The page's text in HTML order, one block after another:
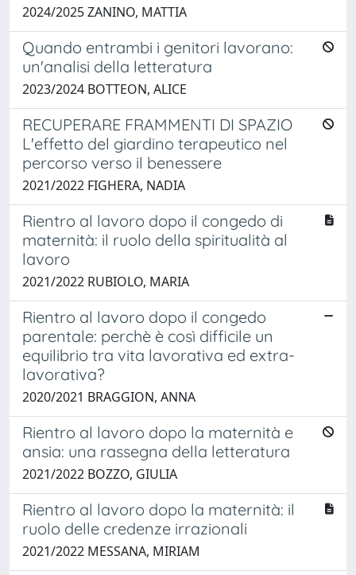
2024/2025 ZANINO, MATTIA
Quando entrambi i genitori lavorano:
un'analisi della letteratura
2023/2024 BOTTEON, ALICE
RECUPERARE FRAMMENTI DI SPAZIO
L'effetto del giardino terapeutico nel
percorso verso il benessere
2021/2022 FIGHERA, NADIA
Rientro al lavoro dopo il congedo di
maternità: il ruolo della spiritualità al
lavoro
2021/2022 RUBIOLO, MARIA
Rientro al lavoro dopo il congedo
parentale: perchè è così difficile un
equilibrio tra vita lavorativa ed extra-
lavorativa?
2020/2021 BRAGGION, ANNA
Rientro al lavoro dopo la maternità e
ansia: una rassegna della letteratura
2021/2022 BOZZO, GIULIA
Rientro al lavoro dopo la maternità: il
ruolo delle credenze irrazionali
2021/2022 MESSANA, MIRIAM